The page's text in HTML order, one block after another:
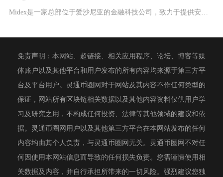
Midex是一家总部位于爱沙尼亚的金融科技公司，致力于提供安全、高效和透明的数字资产金融服
免责声明：本网站、超链接、相关应用程序、论坛、博客等媒
体账户以及其他平台和用户发布的所有内容均来源于第三方平
台及平台用户。灵通币圈网对于网站及其内容不作任何类型的
保证，网站所有区块链相关数据以及其他内容资料仅供用户学
习及研究之用，不构成任何投资、法律等其他领域的建议和依
据。灵通币圈网用户以及其他第三方平台在本网站发布的任何
内容均由其个人负责，与灵通币圈网无关。灵通币圈网不对任
何因使用本网站信息而导致的任何损失负责。您需谨慎使用相
关数据及内容，并自行承担所带来的一切风险。强烈建议您独